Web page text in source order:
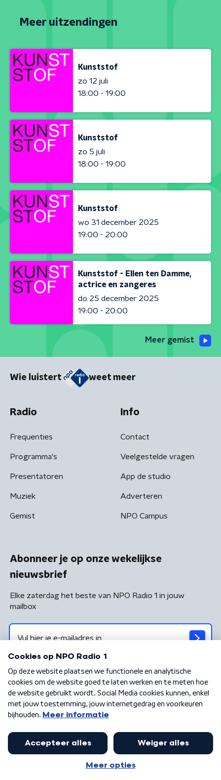
Meer uitzendingen
Kunststof
zo 12 juli
18:00 - 19:00
Kunststof
zo 5 juli
18:00 - 19:00
Kunststof
wo 31 december 2025
19:00 - 20:00
Kunststof - Ellen ten Damme,
actrice en zangeres
do 25 december 2025
19:00 - 20:00
Meer gemist
Wie luistert weet meer
Radio
Frequenties
Programma's
Presentatoren
Muziek
Gemist
Info
Contact
Veelgestelde vragen
App de studio
Adverteren
NPO Campus
Abonneer je op onze wekelijkse
nieuwsbrief
Elke zaterdag het beste van NPO Radio 1 in jouw
mailbox
Algemene voorwaarden